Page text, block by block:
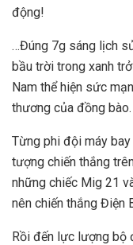
động!
…Đúng 7g sáng lịch
bầu trời trong xanh
Nam thể hiện sức
thương của đồng bào.
Từng phi đội máy
tượng chiến thắng
những chiếc Mig 21
nên chiến thắng Điện
Rồi đến lực lượng bộ